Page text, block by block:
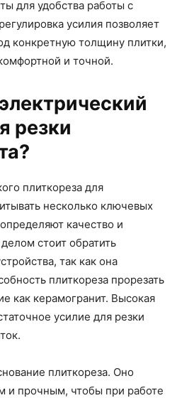
для удобства работы с
усилия позволяет
конкретную толщину плитки,
и точной.
резки
плиткореза для
несколько ключевых
качество и
стоит обратить
так как она
плиткореза прорезать
как керамогранит. Высокая
усилие для резки
плиткореза. Оно
и прочным, чтобы при работе